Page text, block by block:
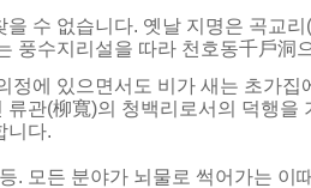
수 없습니다. 옛날 지명은 곡교
풍수지리설을 따라 천호동千戶洞
정에 있으면서도 비가 새는 초가집
류관(柳寬)의 청백리로서의 덕행을
니다.
. 모든 분야가 뇌물로 썩어가는 이